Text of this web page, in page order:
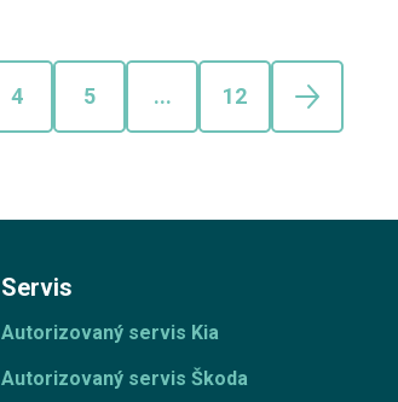
4 5 ... 12
Servis
Autorizovaný servis Kia
Autorizovaný servis Škoda